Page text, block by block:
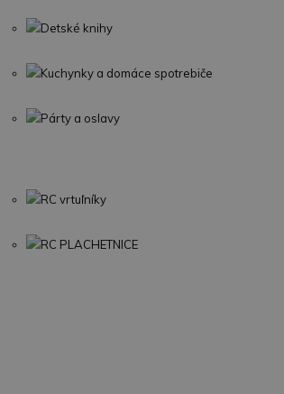
Detské knihy
Kuchynky a domáce spotrebiče
Párty a oslavy
RC vrtuľníky
RC PLACHETNICE